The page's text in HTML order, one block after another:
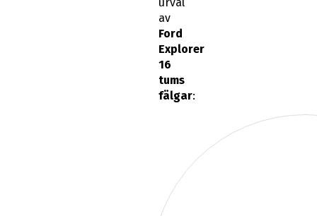
av
Ford
Explorer
16
tums
fälgar: